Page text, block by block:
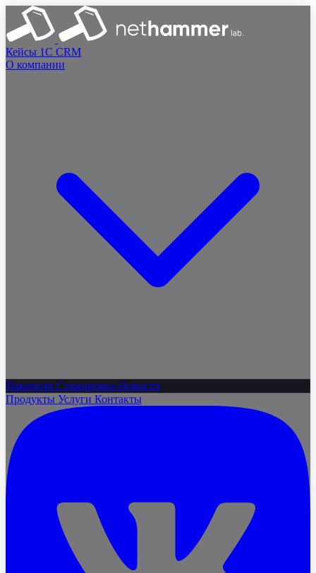
Кейсы 1C CRM
О компании
Вакансии Стажировка Новости
Продукты Услуги Контакты